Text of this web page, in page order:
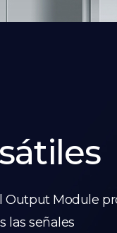
Output Module
las señales